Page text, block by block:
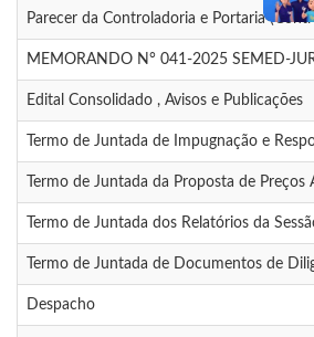
Parecer da Controladoria e Portaria
MEMORANDO N° 041-2025 SEMED-
Edital Consolidado , Avisos e Publicações
Termo de Juntada de Impugnação e
Termo de Juntada da Proposta de Preços
Termo de Juntada dos Relatórios da
Termo de Juntada de Documentos de
Despacho